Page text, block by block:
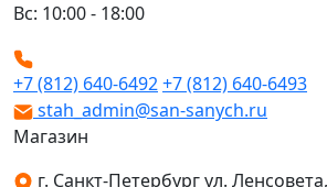
Вс: 10:00 - 18:00
+7 (812) 640-6492+7 (812) 640-6493
stah_admin@san-sanych.ru
Магазин
г. Санкт-Петербург ул.